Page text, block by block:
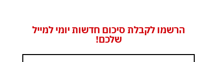
הרשמו לקבלת סיכום חדשות יומי למייל
שלכם!